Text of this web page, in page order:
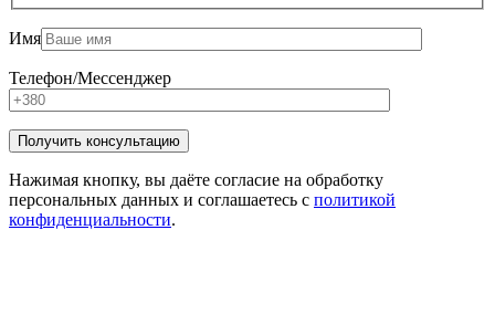
Имя
Телефон/Мессенджер
Нажимая кнопку, вы даёте согласие на обработку
персональных данных и соглашаетесь с политикой
конфиденциальности.